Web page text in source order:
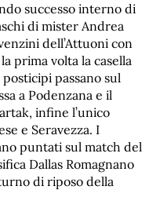
successo interno di
di mister Andrea
dell’Attuoni con
prima volta la casella
passano sul
a Podenzana e il
infine l’unico
e Seravezza. I
puntati sul match del
Dallas Romagnano
di riposo della